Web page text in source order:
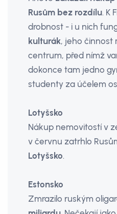
Rusům bez rozdílu. K
drobnost - i u nich
kulturák, jeho činnost
centrum, před nímž
dokonce tam jedno
studenty za účelem
Lotyšsko
Nákup nemovitostí v
v červnu zatrhlo
Lotyšsko.
Estonsko
Zmrazilo ruským